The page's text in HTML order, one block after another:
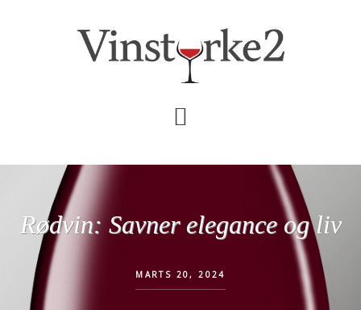
Rødvin: Savner elegance og liv
MARTS 20, 2024